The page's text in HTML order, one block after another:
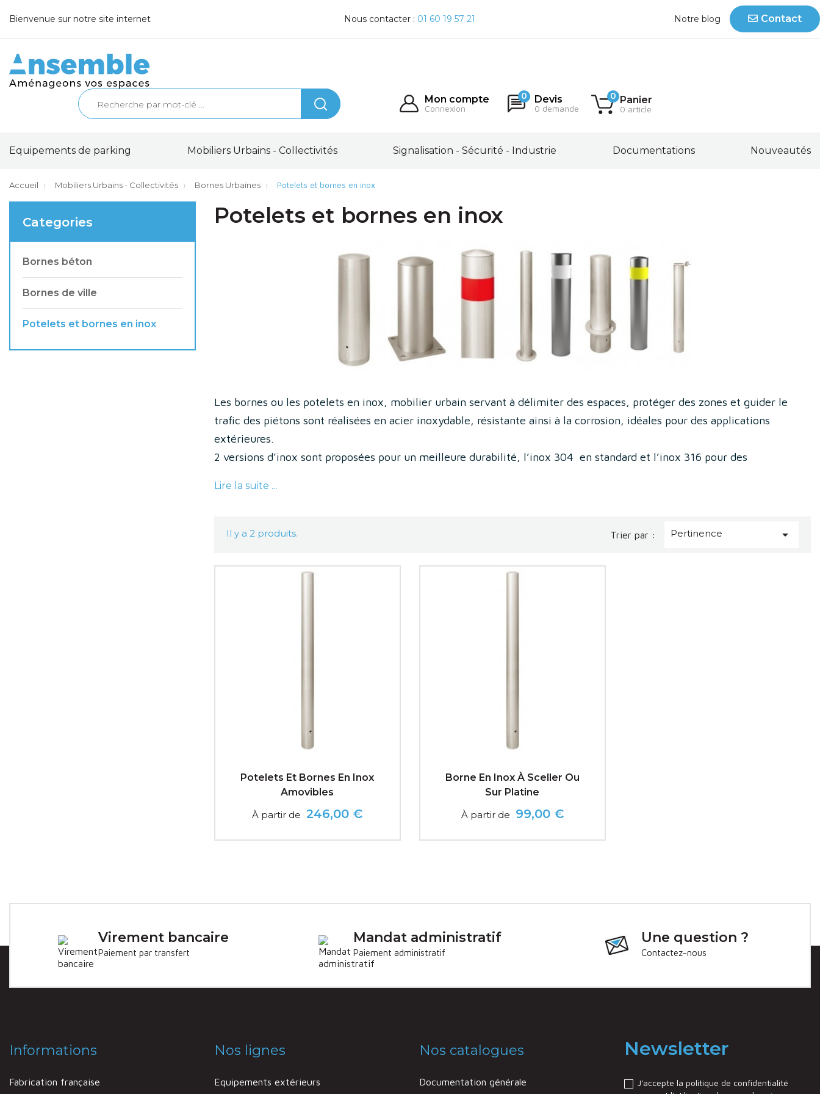
Bienvenue sur notre site internet Nous contacter : 01 60 19 57 21 Notre blog Contact
Mon compte
Connexion
Devis
0 demande
0 0 Panier
0 article
Equipements de parking Mobiliers Urbains - Collectivités Signalisation - Sécurité - Industrie Documentations Nouveautés
Accueil Mobiliers Urbains - Collectivités Bornes Urbaines Potelets et bornes en inox
Categories
Bornes béton
Bornes de ville
Potelets et bornes en inox
Potelets et bornes en inox
Les bornes ou les potelets en inox, mobilier urbain servant à délimiter des espaces, protéger des zones et guider le
trafic des piétons sont réalisées en acier inoxydable, résistante ainsi à la corrosion, idéales pour des applications
extérieures.
2 versions d’inox sont proposées pour un meilleure durabilité, l’inox 304 en standard et l’inox 316 pour des
Ces principales applications sont les parking , les zones piétonnes, les jardins publics avec des possibilités d’installations
Lire la suite ...
Il y a 2 produits. Trier par : Pertinence 
Potelets Et Bornes En Inox
Amovibles
Prix
À partir de 246,00 €
Borne En Inox À Sceller Ou
Sur Platine
Prix
À partir de 99,00 €
Virement bancaire
Paiement par transfert
Mandat administratif
Paiement administratif
Une question ?
Contactez-nous
Informations
Fabrication française
Nos lignes
Equipements extérieurs
Nos catalogues
Documentation générale
Newsletter
J'accepte la politique de confidentialité